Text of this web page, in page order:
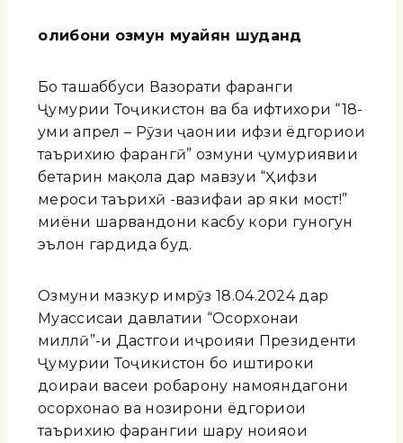
олибони озмун муайян шуданд
Бо ташаббуси Вазорати фарҳанги
Ҷумҳурии Тоҷикистон ва ба ифтихори “18-
уми апрел – Рӯзи ҷаҳонии ҳифзи ёдгориҳои
таърихию фарҳангӣ” озмуни ҷумҳуриявии
беҳтарин мақола дар мавзуи “Ҳифзи
мероси таърихӣ -вазифаи ҳар яки мост!”
миёни шаҳрвандони касбу кори гуногун
эълон гардида буд.
Озмуни мазкур имрӯз 18.04.2024 дар
Муассисаи давлатии “Осорхонаи
миллӣ”-и Дастгоҳи иҷроияи Президенти
Ҷумҳурии Тоҷикистон бо иштироки
доираи васеи роҳбарону намояндагони
осорхонаҳо ва нозирони ёдгориҳои
таърихию фарҳангии шаҳру ноҳияҳои